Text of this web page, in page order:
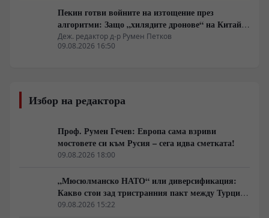
Пекин готви войните на изтощение през
алгоритми: Защо „хилядите дронове“ на Китай
са илюзия за лаици
Деж. редактор д-р Румен Петков
09.08.2026 16:50
Избор на редактора
Проф. Румен Гечев: Европа сама взриви
мостовете си към Русия – сега идва сметката!
09.08.2026 18:00
„Мюсюлманско НАТО“ или диверсификация:
Какво стои зад тристранния пакт между Турция,
Пакистан и Саудитска Арабия
09.08.2026 15:22